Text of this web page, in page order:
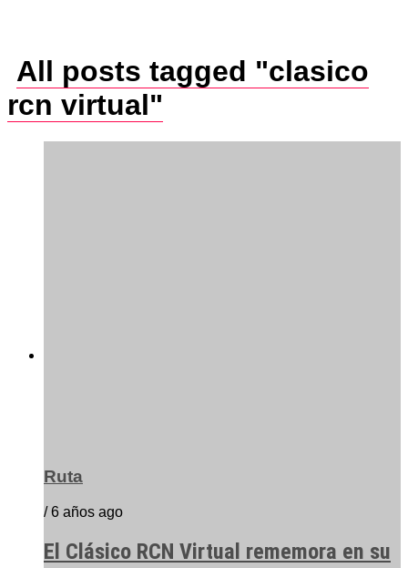
All posts tagged "clasico
rcn virtual"
Ruta
/ 6 años ago
El Clásico RCN Virtual rememora en su